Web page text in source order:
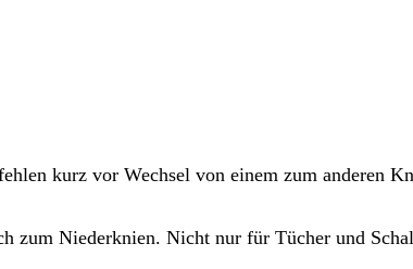
kurz vor Wechsel von einem zum anderen
Niederknien. Nicht nur für Tücher und